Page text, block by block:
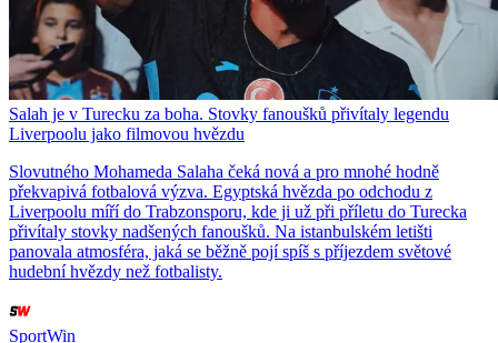
Salah je v Turecku za boha. Stovky fanoušků přivítaly legendu
Liverpoolu jako filmovou hvězdu
Slovutného Mohameda Salaha čeká nová a pro mnohé hodně
překvapivá fotbalová výzva. Egyptská hvězda po odchodu z
Liverpoolu míří do Trabzonsporu, kde ji už při příletu do Turecka
přivítaly stovky nadšených fanoušků. Na istanbulském letišti
panovala atmosféra, jaká se běžně pojí spíš s příjezdem světové
hudební hvězdy než fotbalisty.
SportWin